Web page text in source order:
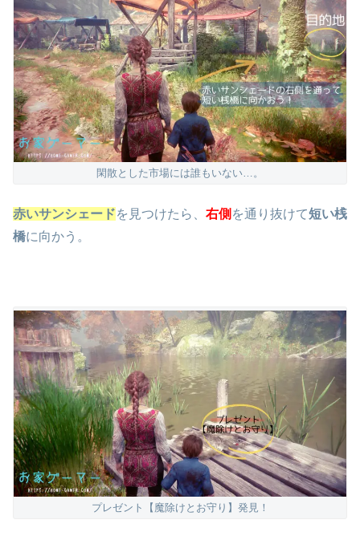
閑散とした市場には誰もいない…。
赤いサンシェードを見つけたら、 右側 を通り抜けて短い桟
橋に向かう。
プレゼント【魔除けとお守り】発見！